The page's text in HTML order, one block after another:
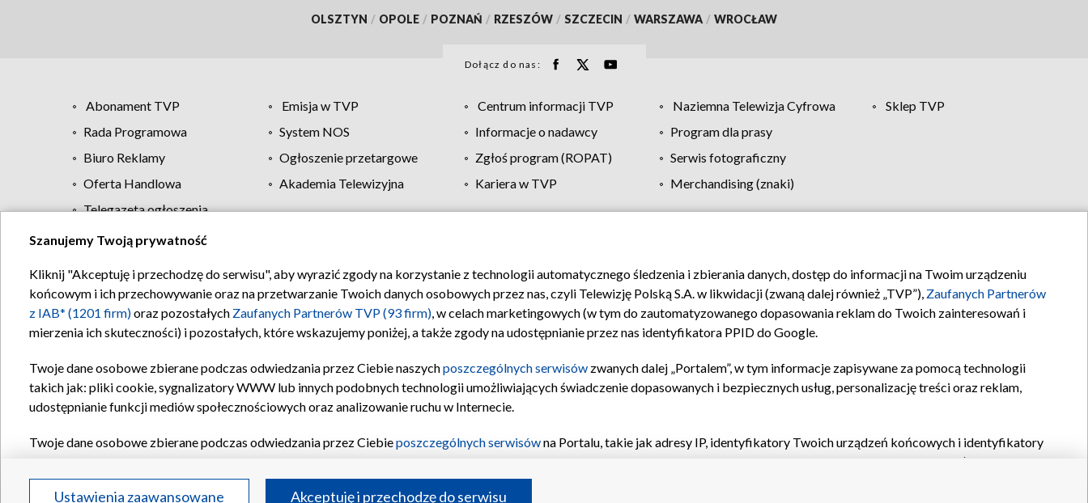
OLSZTYN / OPOLE / POZNAŃ / RZESZÓW / SZCZECIN / WARSZAWA / WROCŁAW
Dołącz do nas:
Abonament TVP Emisja w TVP Centrum informacji TVP Naziemna Telewizja Cyfrowa
Sklep TVP
Rada Programowa
System NOS Informacje o nadawcy
Program dla prasy
Biuro Reklamy
Ogłoszenie przetargowe Zgłoś program (ROPAT)
Serwis fotograficzny
Oferta Handlowa
Akademia Telewizyjna Kariera w TVP
Merchandising (znaki)
Telegazeta ogłoszenia
Regulamin TVP Polityka prywatności Moje zgody Pomoc Biuro reklamy Kontakt
Szanujemy Twoją prywatność
Kliknij "Akceptuję i przechodzę do serwisu", aby wyrazić zgody na korzystanie z technologii automatycznego śledzenia i zbierania danych, dostęp do informacji na Twoim urządzeniu
końcowym i ich przechowywanie oraz na przetwarzanie Twoich danych osobowych przez nas, czyli Telewizję Polską S.A. w likwidacji (zwaną dalej również „TVP”), Zaufanych Partnerów
z IAB* (1201 firm)oraz pozostałych Zaufanych Partnerów TVP (93 firm), w celach marketingowych (w tym do zautomatyzowanego dopasowania reklam do Twoich zainteresowań i
mierzenia ich skuteczności) i pozostałych, które wskazujemy poniżej, a także zgody na udostępnianie przez nas identyfikatora PPID do Google.
Twoje dane osobowe zbierane podczas odwiedzania przez Ciebie naszychposzczególnych serwisów zwanych dalej „Portalem”, w tym informacje zapisywane za pomocą technologii
takich jak: pliki cookie, sygnalizatory WWW lub innych podobnych technologii umożliwiających świadczenie dopasowanych i bezpiecznych usług, personalizację treści oraz reklam,
udostępnianie funkcji mediów społecznościowych oraz analizowanie ruchu w Internecie.
Twoje dane osobowe zbierane podczas odwiedzania przez Ciebieposzczególnych serwisówna Portalu, takie jak adresy IP, identyfikatory Twoich urządzeń końcowych i identyfikatory
oraz pozostałych
Partnerów TVPdla realizacji następujących celów i funkcji: przechowywania informacji na urządzeniu lub dostęp do nich, wyboru podstawowych reklam, wyboru spersonalizowanych
Ustawienia zaawansowane Akceptuję i przechodzę do serwisu